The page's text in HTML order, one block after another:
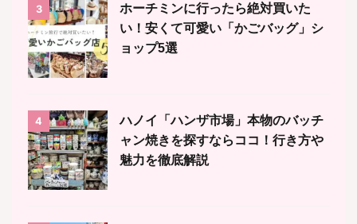
3
ホーチミンに行ったら絶対買いた
い！安くて可愛い「かごバッグ」シ
ョップ5選
4
ハノイ「ハンザ市場」本物のバッチ
ャン焼きを探すならココ！行き方や
魅力を徹底解説